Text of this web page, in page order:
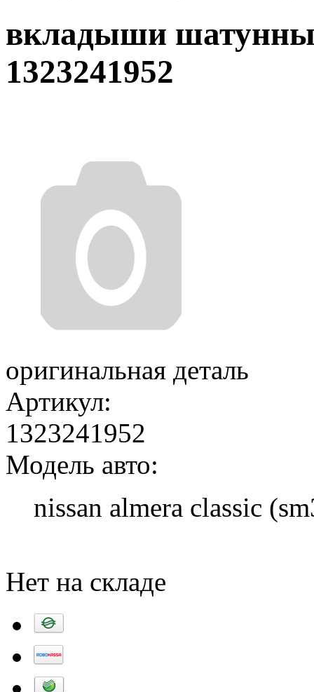
вкладыши
1323241952
оригинальная деталь
Артикул:
1323241952
Модель авто:
nissan almera classic
Нет на складе